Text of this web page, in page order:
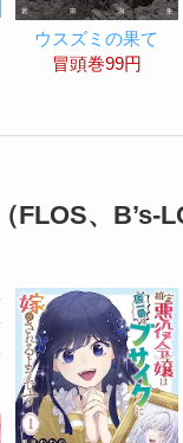
ウスズミの果て
冒頭巻99円
FLOS、B’s-